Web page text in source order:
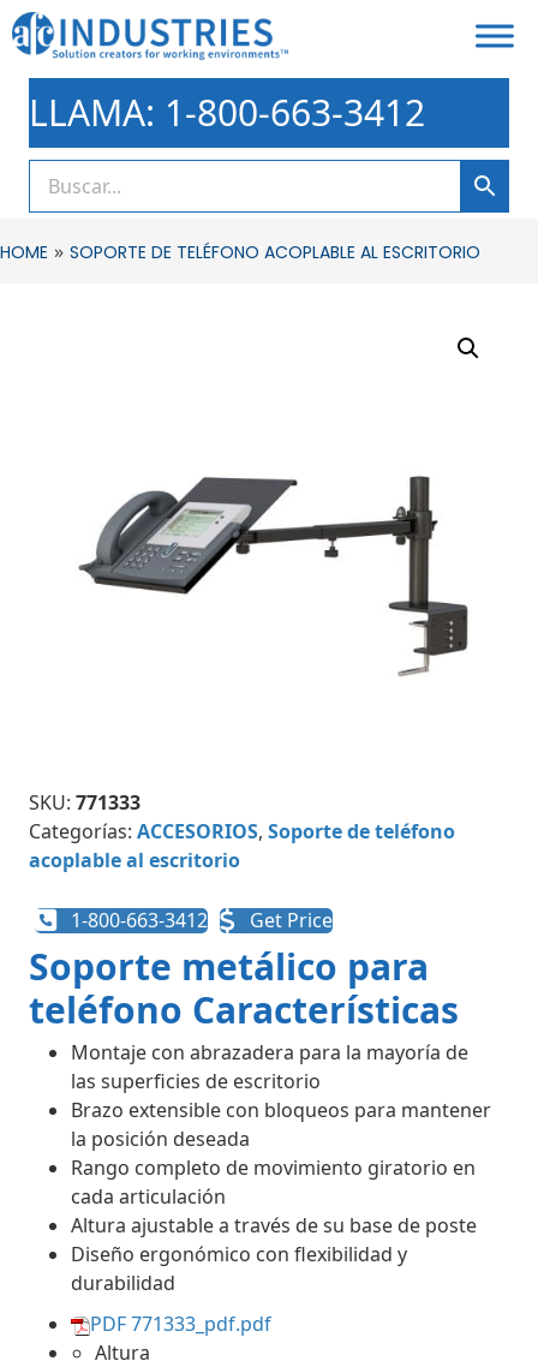
LLAMA: 1-800-663-3412
HOME » SOPORTE DE TELÉFONO ACOPLABLE AL ESCRITORIO
SKU: 771333
Categorías: ACCESORIOS, Soporte de teléfono
acoplable al escritorio
1-800-663-3412 Get Price
Soporte metálico para
teléfono Características
Montaje con abrazadera para la mayoría de
las superficies de escritorio
Brazo extensible con bloqueos para mantener
la posición deseada
Rango completo de movimiento giratorio en
cada articulación
Altura ajustable a través de su base de poste
Diseño ergonómico con flexibilidad y
durabilidad
PDF 771333_pdf.pdf
Altura